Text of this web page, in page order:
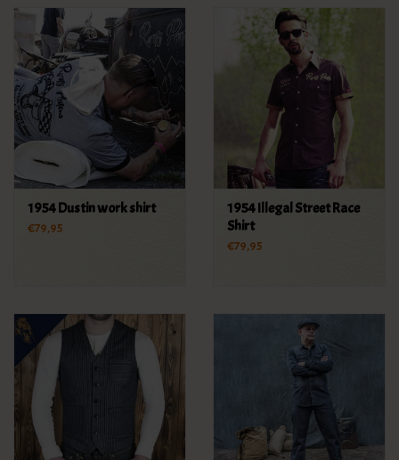
1954 Dustin work shirt
€79,95
1954 Illegal Street Race
Shirt
€79,95